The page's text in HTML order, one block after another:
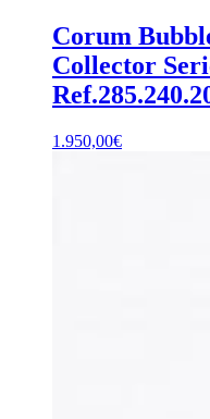
Corum
Collector
1.950,00€